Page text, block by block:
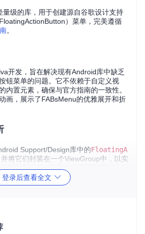
量级的库，用于创建源自谷歌设计支持
）菜单，完美遵循
。
开发，旨在解决现有Android库中缺乏
钮菜单的问题。它不依赖于自定义视
内置元素，确保与官方指南的一致性。
画，展示了FABsMenu的优雅展开和折
Support/Design库中的FloatingA
将它们封装在一个ViewGroup中，以实
项目通过XML布局文件进行配置，提供
单的颜色、大小、标签位置等。此外，
加或移除按钮，以及与RecyclerView的
登录后查看全文